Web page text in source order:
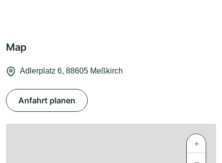
Map
Adlerplatz 6, 88605 Meßkirch
Anfahrt planen
+